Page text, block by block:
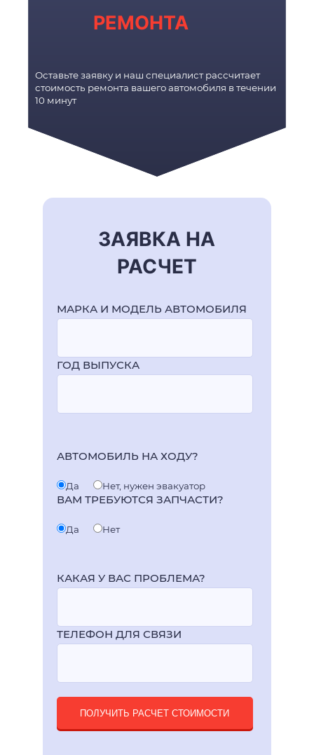
РЕМОНТА
Оставьте заявку и наш специалист рассчитает
стоимость ремонта вашего автомобиля в течении
10 минут
ЗАЯВКА НА
РАСЧЕТ
МАРКА И МОДЕЛЬ АВТОМОБИЛЯ
ГОД ВЫПУСКА
АВТОМОБИЛЬ НА ХОДУ?
Да Нет, нужен эвакуатор
ВАМ ТРЕБУЮТСЯ ЗАПЧАСТИ?
Да Нет
КАКАЯ У ВАС ПРОБЛЕМА?
ТЕЛЕФОН ДЛЯ СВЯЗИ
ПОЛУЧИТЬ РАСЧЕТ СТОИМОСТИ